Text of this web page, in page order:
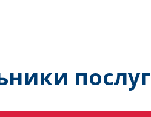
послуг